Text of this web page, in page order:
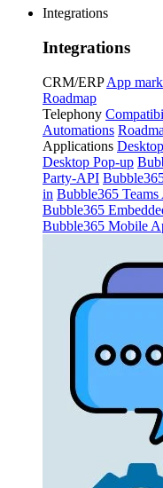
Integrations
Integrations
CRM/ERP App
Roadmap
Telephony
Automations
Applications
Desktop Pop-up
Party-API
in Bubble365 Teams
Bubble365
Bubble365 Mobile